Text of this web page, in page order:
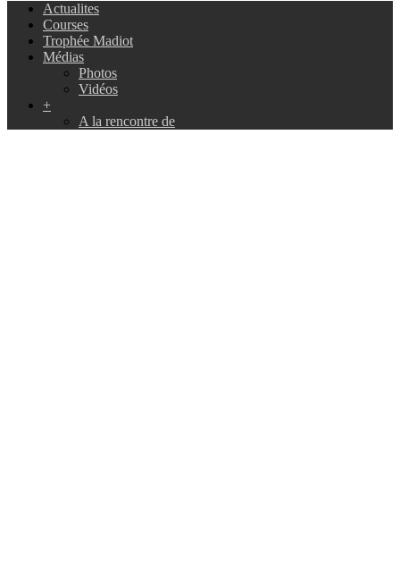
Actualites
Courses
Trophée Madiot
Médias
Photos
Vidéos
+
A la rencontre de